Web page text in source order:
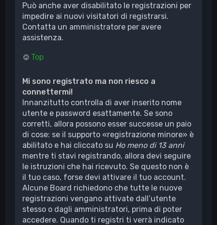
Può anche aver disabilitato le registrazioni per
impedire ai nuovi visitatori di registrarsi.
Contatta un amministratore per avere
assistenza.
Top
Mi sono registrato ma non riesco a
connettermi!
Innanzitutto controlla di aver inserito nome
utente e password esattamente. Se sono
corretti, allora possono esser successe un paio
di cose: se il supporto «registrazione minore» è
abilitato e hai cliccato su Ho meno di 13 anni
mentre ti stavi registrando, allora devi seguire
le istruzioni che hai ricevuto. Se questo non è
il tuo caso, forse devi attivare il tuo account.
Alcune Board richiedono che tutte le nuove
registrazioni vengano attivate dall’utente
stesso o dagli amministratori, prima di poter
accedere. Quando ti registri ti verrà indicato